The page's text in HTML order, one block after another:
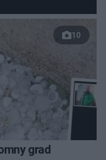
10
grad